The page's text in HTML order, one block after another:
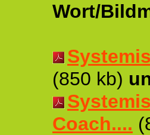
Wort/
(850 kb)
Coach....